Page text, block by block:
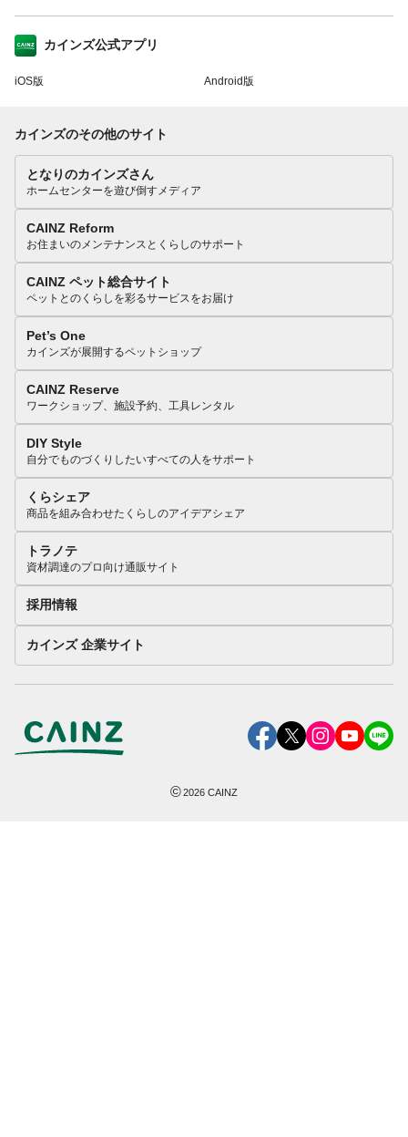
カインズ公式アプリ
iOS版 Android版
カインズのその他のサイト
となりのカインズさん
ホームセンターを遊び倒すメディア
CAINZ Reform
お住まいのメンテナンスとくらしのサポート
CAINZ ペット総合サイト
ペットとのくらしを彩るサービスをお届け
Pet’s One
カインズが展開するペットショップ
CAINZ Reserve
ワークショップ、施設予約、工具レンタル
DIY Style
自分でものづくりしたいすべての人をサポート
くらシェア
商品を組み合わせたくらしのアイデアシェア
トラノテ
資材調達のプロ向け通販サイト
採用情報
カインズ 企業サイト
©2026 CAINZ